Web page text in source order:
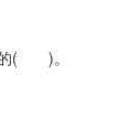
的( )。